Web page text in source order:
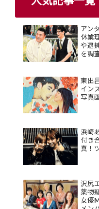
アン
休業
や逮
を調
東出
イン
写真
浜崎
付き
真！
沢尻
薬物
女優